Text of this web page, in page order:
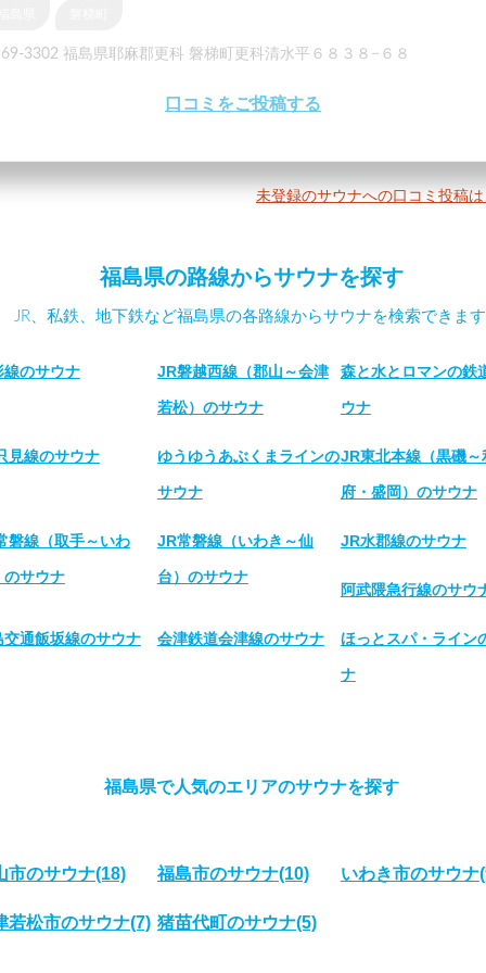
3302 福島県耶麻郡更科 磐梯町更科清水平６８３８−６８
口コミをご投稿する
未登録のサウナへの口コミ投稿
福島県の路線からサウナを探す
JR、私鉄、地下鉄など福島県の各路線からサウナを検索できます
線のサウナ JR磐越西線（郡山～会津
若松）のサウナ
森と水とロマンの鉄
ウナ
見線のサウナ ゆうゆうあぶくまラインの
サウナ
JR東北本線（黒磯～
府・盛岡）のサウナ
磐線（取手～いわ
のサウナ
JR常磐線（いわき～仙
台）のサウナ
JR水郡線のサウナ
阿武隈急行線のサウ
交通飯坂線のサウナ 会津鉄道会津線のサウナ ほっとスパ・ライン
ナ
福島県で人気のエリアのサウナを探す
市のサウナ(18) 福島市のサウナ(10) いわき市のサウナ
若松市のサウナ(7) 猪苗代町のサウナ(5)